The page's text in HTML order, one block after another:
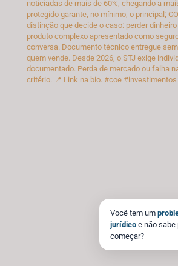
Você tem um
jurídico e não sabe
começar?